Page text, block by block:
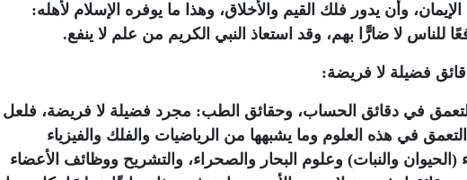
وأن يدور فلك القيم والأخلاق، وهذا ما يوفره الإسلام لأهله:
لا ضارًّا بهم، وقد استعاذ النبي الكريم من علم لا ينفع.
فضيلة لا فريضة:
التعمق في دقائق الحساب، وحقائق الطب: مجرد فضيلة لا فريضة، فلعل
في هذه العلوم وما يشبهها من الرياضيات والفلك والفيزياء
(الحيوان والنبات) وعلوم البحار والصحراء، والتشريح ووظائف الأعضاء